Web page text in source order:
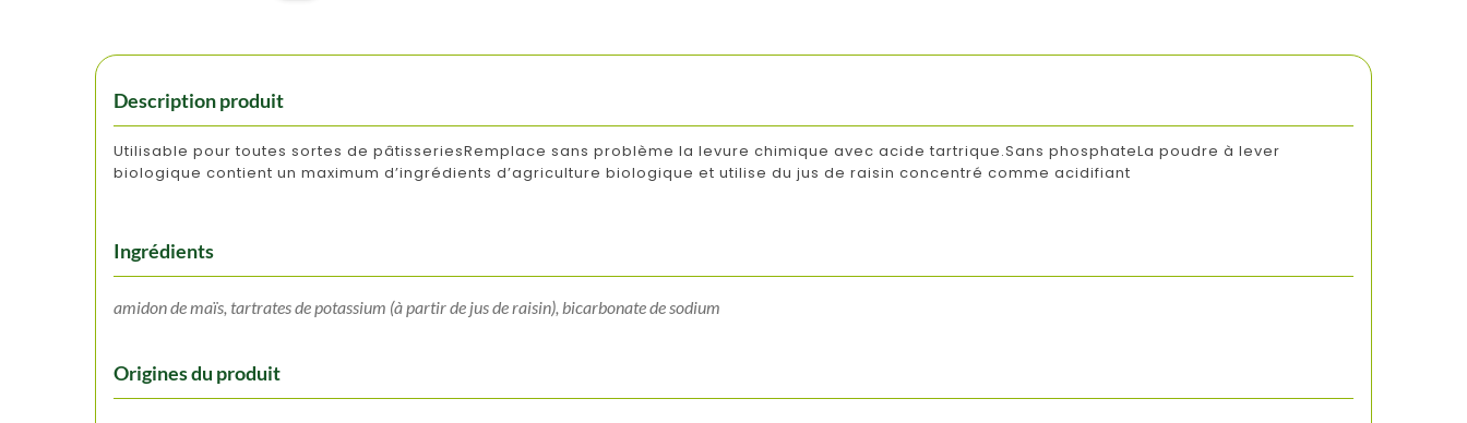
Description produit
Utilisable pour toutes sortes de pâtisseriesRemplace sans problème la levure chimique avec acide tartrique.Sans phosphateLa poudre à lever
biologique contient un maximum d’ingrédients d’agriculture biologique et utilise du jus de raisin concentré comme acidifiant
Ingrédients
amidon de maïs, tartrates de potassium (à partir de jus de raisin), bicarbonate de sodium
Origines du produit